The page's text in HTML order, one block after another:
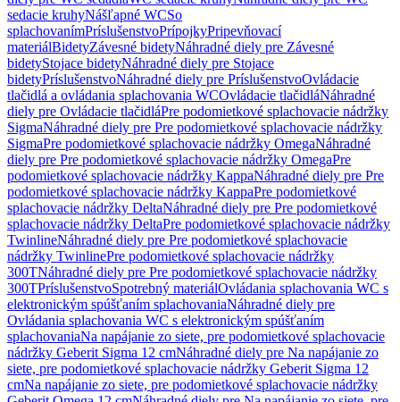
sedacie kruhyNášľapné WCSo
splachovanímPríslušenstvoPrípojkyPripevňovací
materiálBidetyZávesné bidetyNáhradné diely pre Závesné
bidetyStojace bidetyNáhradné diely pre Stojace
bidetyPríslušenstvoNáhradné diely pre PríslušenstvoOvládacie
tlačidlá a ovládania splachovania WCOvládacie tlačidláNáhradné
diely pre Ovládacie tlačidláPre podomietkové splachovacie nádržky
SigmaNáhradné diely pre Pre podomietkové splachovacie nádržky
SigmaPre podomietkové splachovacie nádržky OmegaNáhradné
diely pre Pre podomietkové splachovacie nádržky OmegaPre
podomietkové splachovacie nádržky KappaNáhradné diely pre Pre
podomietkové splachovacie nádržky KappaPre podomietkové
splachovacie nádržky DeltaNáhradné diely pre Pre podomietkové
splachovacie nádržky DeltaPre podomietkové splachovacie nádržky
TwinlineNáhradné diely pre Pre podomietkové splachovacie
nádržky TwinlinePre podomietkové splachovacie nádržky
300TNáhradné diely pre Pre podomietkové splachovacie nádržky
300TPríslušenstvoSpotrebný materiálOvládania splachovania WC s
elektronickým spúšťaním splachovaniaNáhradné diely pre
Ovládania splachovania WC s elektronickým spúšťaním
splachovaniaNa napájanie zo siete, pre podomietkové splachovacie
nádržky Geberit Sigma 12 cmNáhradné diely pre Na napájanie zo
siete, pre podomietkové splachovacie nádržky Geberit Sigma 12
cmNa napájanie zo siete, pre podomietkové splachovacie nádržky